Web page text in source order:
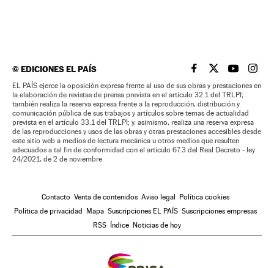
©EDICIONES EL PAÍS EL PAÍS BRASIL EN
EL PAÍSEL PAÍS
EL
EL PAÍS ejerce la oposición expresa frente al uso de sus obras y prestaciones en
la elaboración de revistas de prensa prevista en el artículo 32.1 del TRLPI;
también realiza la reserva expresa frente a la reproducción, distribución y
comunicación pública de sus trabajos y artículos sobre temas de actualidad
prevista en el artículo 33.1 del TRLPI; y, asimismo, realiza una reserva expresa
de las reproducciones y usos de las obras y otras prestaciones accesibles desde
este sitio web a medios de lectura mecánica u otros medios que resulten
adecuados a tal fin de conformidad con el artículo 67.3 del Real Decreto - ley
24/2021, de 2 de noviembre
Contacto Venta de contenidos Aviso legal
Política cookies
Política de privacidad
Mapa Suscripciones EL PAÍS Suscripciones empresas
RSS
Índice Noticias de hoy